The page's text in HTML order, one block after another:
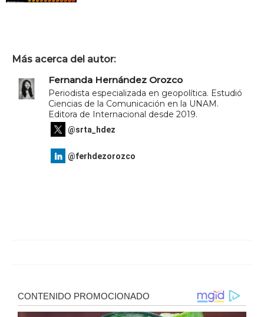
Más acerca del autor:
Fernanda Hernández Orozco
Periodista especializada en geopolítica. Estudió
Ciencias de la Comunicación en la UNAM.
Editora de Internacional desde 2019.
@srta_hdez
@ferhdezorozco